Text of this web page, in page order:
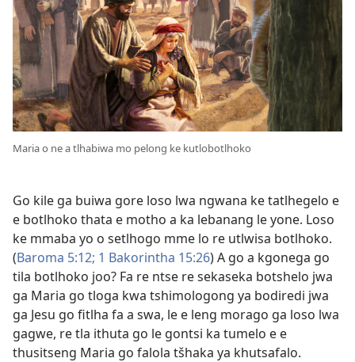
Maria o ne a tlhabiwa mo pelong ke kutlobotlhoko
Go kile ga buiwa gore loso lwa ngwana ke tatlhegelo e
e botlhoko thata e motho a ka lebanang le yone. Loso
ke mmaba yo o setlhogo mme lo re utlwisa botlhoko.
(Baroma 5:12; 1 Bakorintha 15:26) A go a kgonega go
tila botlhoko joo? Fa re ntse re sekaseka botshelo jwa
ga Maria go tloga kwa tshimologong ya bodiredi jwa
ga Jesu go fitlha fa a swa, le e leng morago ga loso lwa
gagwe, re tla ithuta go le gontsi ka tumelo e e
thusitseng Maria go falola tšhaka ya khutsafalo.